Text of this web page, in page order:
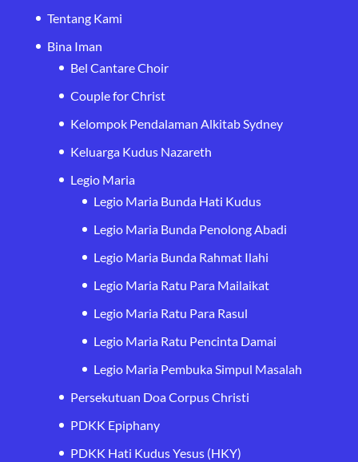
Tentang Kami
Bina Iman
Bel Cantare Choir
Couple for Christ
Kelompok Pendalaman Alkitab Sydney
Keluarga Kudus Nazareth
Legio Maria
Legio Maria Bunda Hati Kudus
Legio Maria Bunda Penolong Abadi
Legio Maria Bunda Rahmat Ilahi
Legio Maria Ratu Para Mailaikat
Legio Maria Ratu Para Rasul
Legio Maria Ratu Pencinta Damai
Legio Maria Pembuka Simpul Masalah
Persekutuan Doa Corpus Christi
PDKK Epiphany
PDKK Hati Kudus Yesus (HKY)